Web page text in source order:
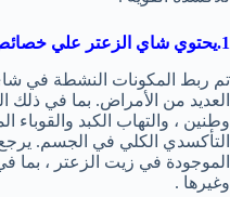
1.يحتوي شاي الزعتر علي خصائص مضادة للأكسدة
تم ربط المكونات النشطة في
العديد من الأمراض. بما في ذلك
وطنين ، والتهاب الكبد والقوباء
التأكسدي الكلي في الجسم.
الموجودة في زيت الزعتر ، بما
وغيرها .